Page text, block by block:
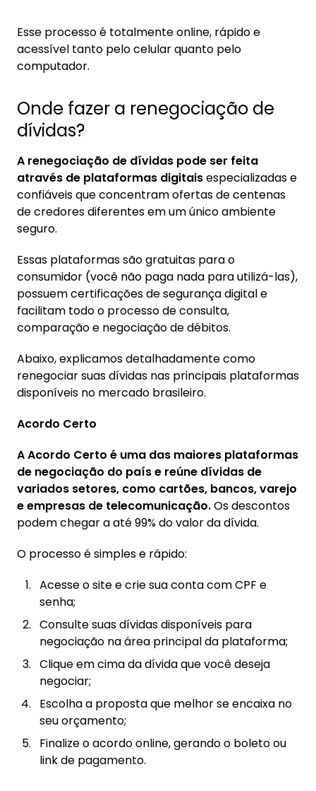
Esse processo é totalmente online, rápido e
acessível tanto pelo celular quanto pelo
computador.
Onde fazer a renegociação de
dívidas?
A renegociação de dívidas pode ser feita
através de plataformas digitaisespecializadas e
confiáveis que concentram ofertas de centenas
de credores diferentes em um único ambiente
seguro.
Essas plataformas são gratuitas para o
consumidor (você não paga nada para utilizá-las),
possuem certificações de segurança digital e
facilitam todo o processo de consulta,
comparação e negociação de débitos.
Abaixo, explicamos detalhadamente como
renegociar suas dívidas nas principais plataformas
disponíveis no mercado brasileiro.
Acordo Certo
A Acordo Certo é uma das maiores plataformas
de negociação do país e reúne dívidas de
variados setores, como cartões, bancos, varejo
e empresas de telecomunicação.Os descontos
podem chegar a até 99% do valor da dívida.
O processo é simples e rápido:
Acesse o site e crie sua conta com CPF e
senha;
Consulte suas dívidas disponíveis para
negociação na área principal da plataforma;
Clique em cima da dívida que você deseja
negociar;
Escolha a proposta que melhor se encaixa no
seu orçamento;
Finalize o acordo online, gerando o boleto ou
link de pagamento.